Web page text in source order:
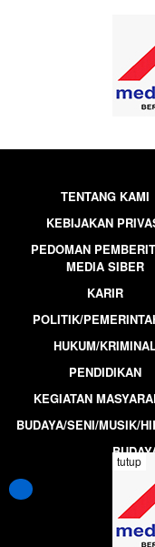
TENTANG KAMI
KEBIJAKAN
PEDOMAN
MEDIA SIBER
KARIR
POLITIK/
HUKUM/
PENDIDIKAN
KEGIATAN
BUDAYA/SENI/MUSIK/
tutup